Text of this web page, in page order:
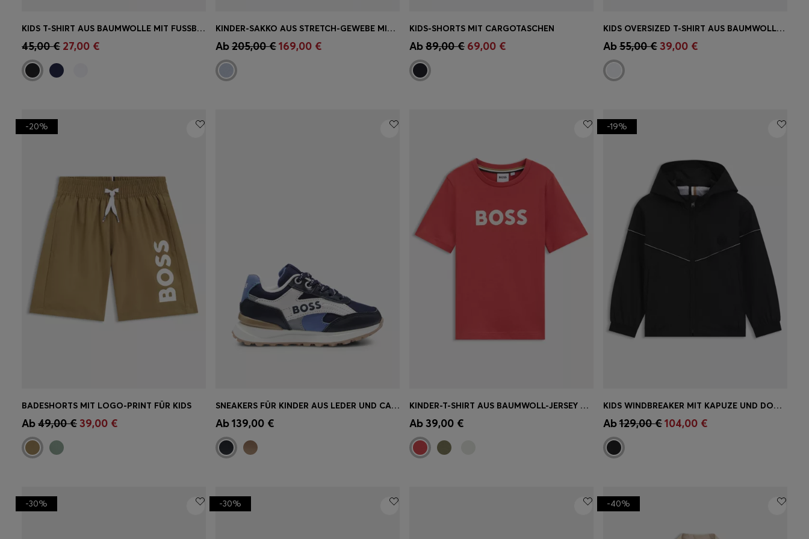
Schnelleinkauf
Größe)
KIDS T-SHIRT AUS BAUMWOLLE MIT FUSSBALL-ARTWORK
45,00 € 27,00 € Schnelleinkauf (Wähle deine
Größe)
KINDER-SAKKO AUS STRETCH-GEWEBE MIT HAHNENTRITT-MUSTER
Ab205,00 €169,00 € Schnelleinkauf(Wähle deine
Größe)
KIDS-SHORTS MIT CARGOTASCHEN
Ab89,00 € 69,00 € Schnelleinkauf (Wähle deine
Größe)
KIDS OVERSIZED T-SHIRT AUS BAUMWOLLE MIT GRAFISCHEM LOGO AUF DER RÜCKSEITE
Ab55,00 €39,00 €
Schnelleinkauf(Wähle deine
Größe)
-20%
BADESHORTS MIT LOGO-PRINT FÜR KIDS
Ab49,00 €39,00 € Schnelleinkauf
Größe)
SNEAKERS FÜR KINDER AUS LEDER UND CANVAS MIT LOGO
Ab139,00 € Schnelleinkauf
Größe)
KINDER-T-SHIRT AUS BAUMWOLL-JERSEY MIT LOGO-PRINT
Ab39,00 € Schnelleinkauf(Wähle deine
Größe)
-19%
KIDS WINDBREAKER MIT KAPUZE UND DOUBLE-B-MONOGRAMM
Ab129,00 €104,00 €
-30% -30% -40%